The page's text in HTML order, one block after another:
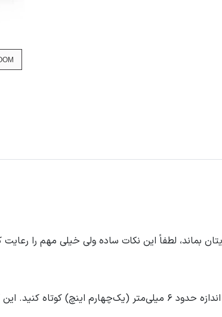
بماند، لطفاً این نکات ساده ولی خیلی مهم را رعایت
کوتاه کردن فیتیله: قبل از هر بار روشن کردن شمع، فیتیله را به اندازه